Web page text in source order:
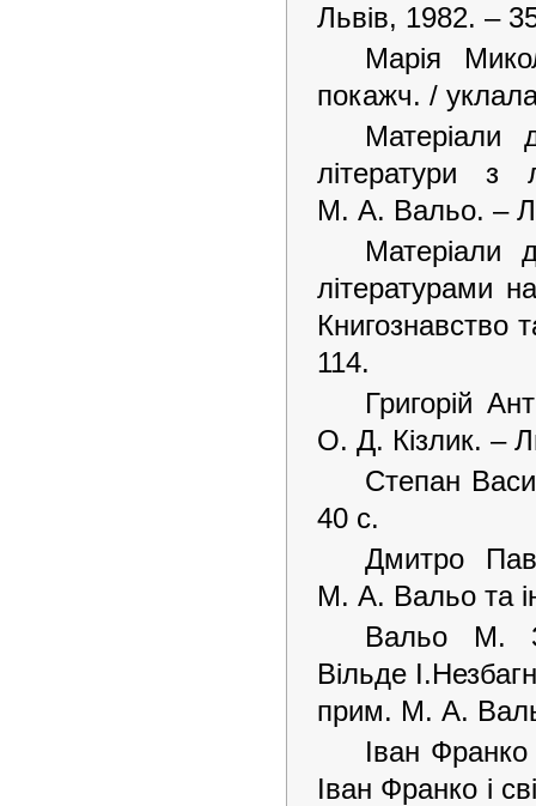
Львів, 1982. –
Марія
покажч. /
Матеріали
літератури з
М. А. Вальо. –
Матеріали
літературами
Книгознавство
114.
Григорій
О. Д. Кізлик. –
Степан
40 с.
Дмитро
М. А. Вальо та
Вальо М.
Вільде
прим. М. А.
Іван
Іван Франко і